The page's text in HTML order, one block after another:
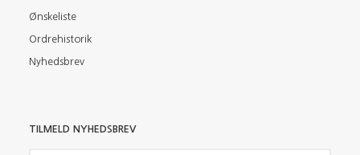
Ønskeliste
Ordrehistorik
Nyhedsbrev
TILMELD NYHEDSBREV